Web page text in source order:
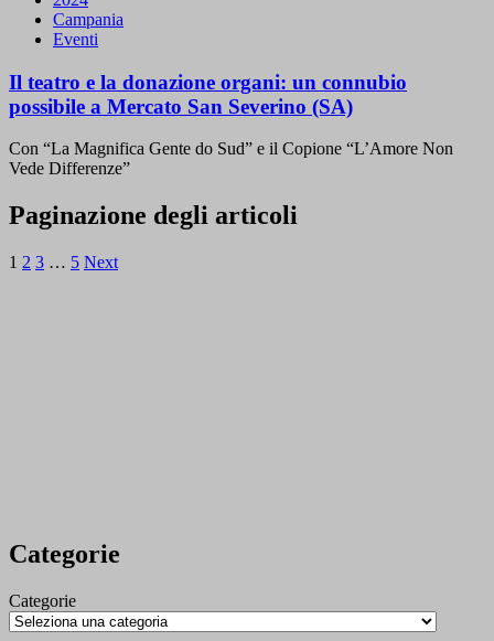
Campania
Eventi
Il teatro e la donazione organi: un connubio
possibile a Mercato San Severino (SA)
Con “La Magnifica Gente do Sud” e il Copione “L’Amore Non
Vede Differenze”
Paginazione degli articoli
1 2 3 … 5 Next
Categorie
Categorie